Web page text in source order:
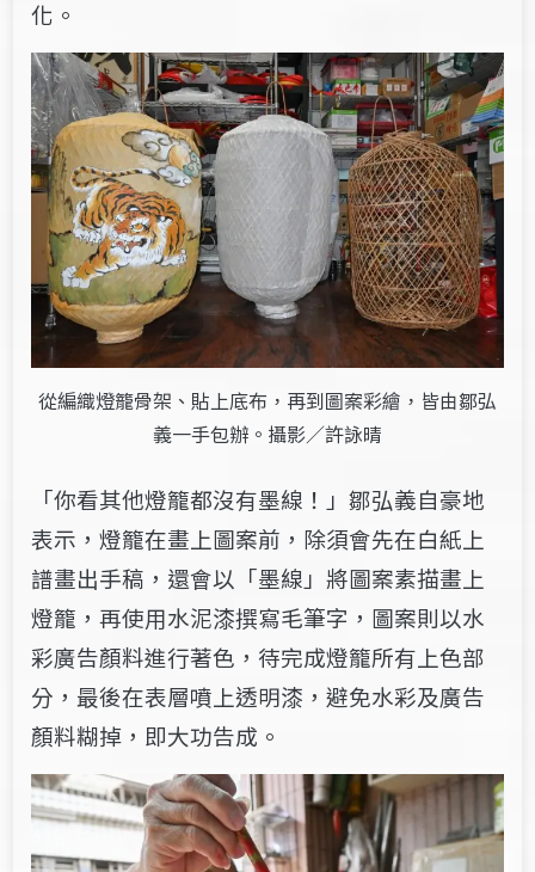
化。
從編織燈籠骨架、貼上底布，再到圖案彩繪，皆由鄒弘
義一手包辦。攝影／許詠晴
「你看其他燈籠都沒有墨線！」鄒弘義自豪地
表示，燈籠在畫上圖案前，除須會先在白紙上
譜畫出手稿，還會以「墨線」將圖案素描畫上
燈籠，再使用水泥漆撰寫毛筆字，圖案則以水
彩廣告顏料進行著色，待完成燈籠所有上色部
分，最後在表層噴上透明漆，避免水彩及廣告
顏料糊掉，即大功告成。